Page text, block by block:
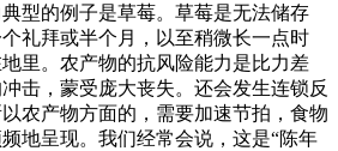
型的例子是草莓。草莓是无法储存
礼拜或半个月，以至稍微长一点时
里。农产物的抗风险能力是比力差
击，蒙受庞大丧失。还会发生连锁反
农产物方面的，需要加速节拍，食物
地呈现。我们经常会说，这是“陈年